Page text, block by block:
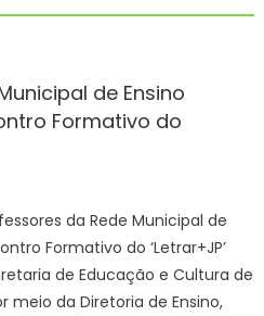
de Ensino
Formativo do
da Rede Municipal de
Formativo do ‘Letrar+JP’
de Educação e Cultura de
meio da Diretoria de Ensino,